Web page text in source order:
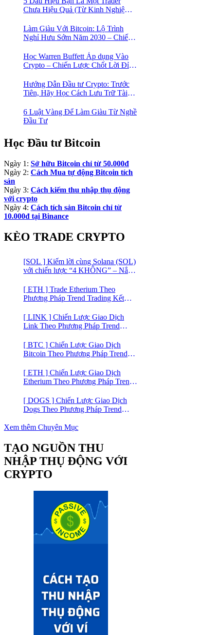
Chưa Hiệu Quả (Từ Kinh Nghiệm
Làm Giàu Với Bitcoin: Lộ Trình
Nghỉ Hưu Sớm Năm 2030 – Chiến
Học Warren Buffett Áp dụng Vào
Crypto – Chiến Lược Chốt Lời Đỉnh
Hướng Dẫn Đầu tư Crypto: Trước
Tiên, Hãy Học Cách Lưu Trữ Tài
6 Luật Vàng Để Làm Giàu Từ Nghề
Đầu Tư
Học Đầu tư Bitcoin
Ngày 1: Sở hữu Bitcoin chỉ từ 50.000đ
Ngày 2: Cách Mua tự động Bitcoin tích
sản
Ngày 3: Cách kiếm thu nhập thụ động
với crypto
Ngày 4: Cách tích sản Bitcoin chỉ từ
10.000đ tại Binance
KÈO TRADE CRYPTO
[SOL ] Kiếm lời cùng Solana (SOL)
với chiến lược “4 KHÔNG” – Nắm
lý
[ ETH ] Trade Etherium Theo
Phương Pháp Trend Trading Kết
[ LINK ] Chiến Lược Giao Dịch
Link Theo Phương Pháp Trend
[ BTC ] Chiến Lược Giao Dịch
Bitcoin Theo Phương Pháp Trend
[ ETH ] Chiến Lược Giao Dịch
Etherium Theo Phương Pháp Trend
[ DOGS ] Chiến Lược Giao Dịch
Dogs Theo Phương Pháp Trend
Yết trên Binance
Xem thêm Chuyên Mục
TẠO NGUỒN THU
NHẬP THỤ ĐỘNG VỚI
CRYPTO